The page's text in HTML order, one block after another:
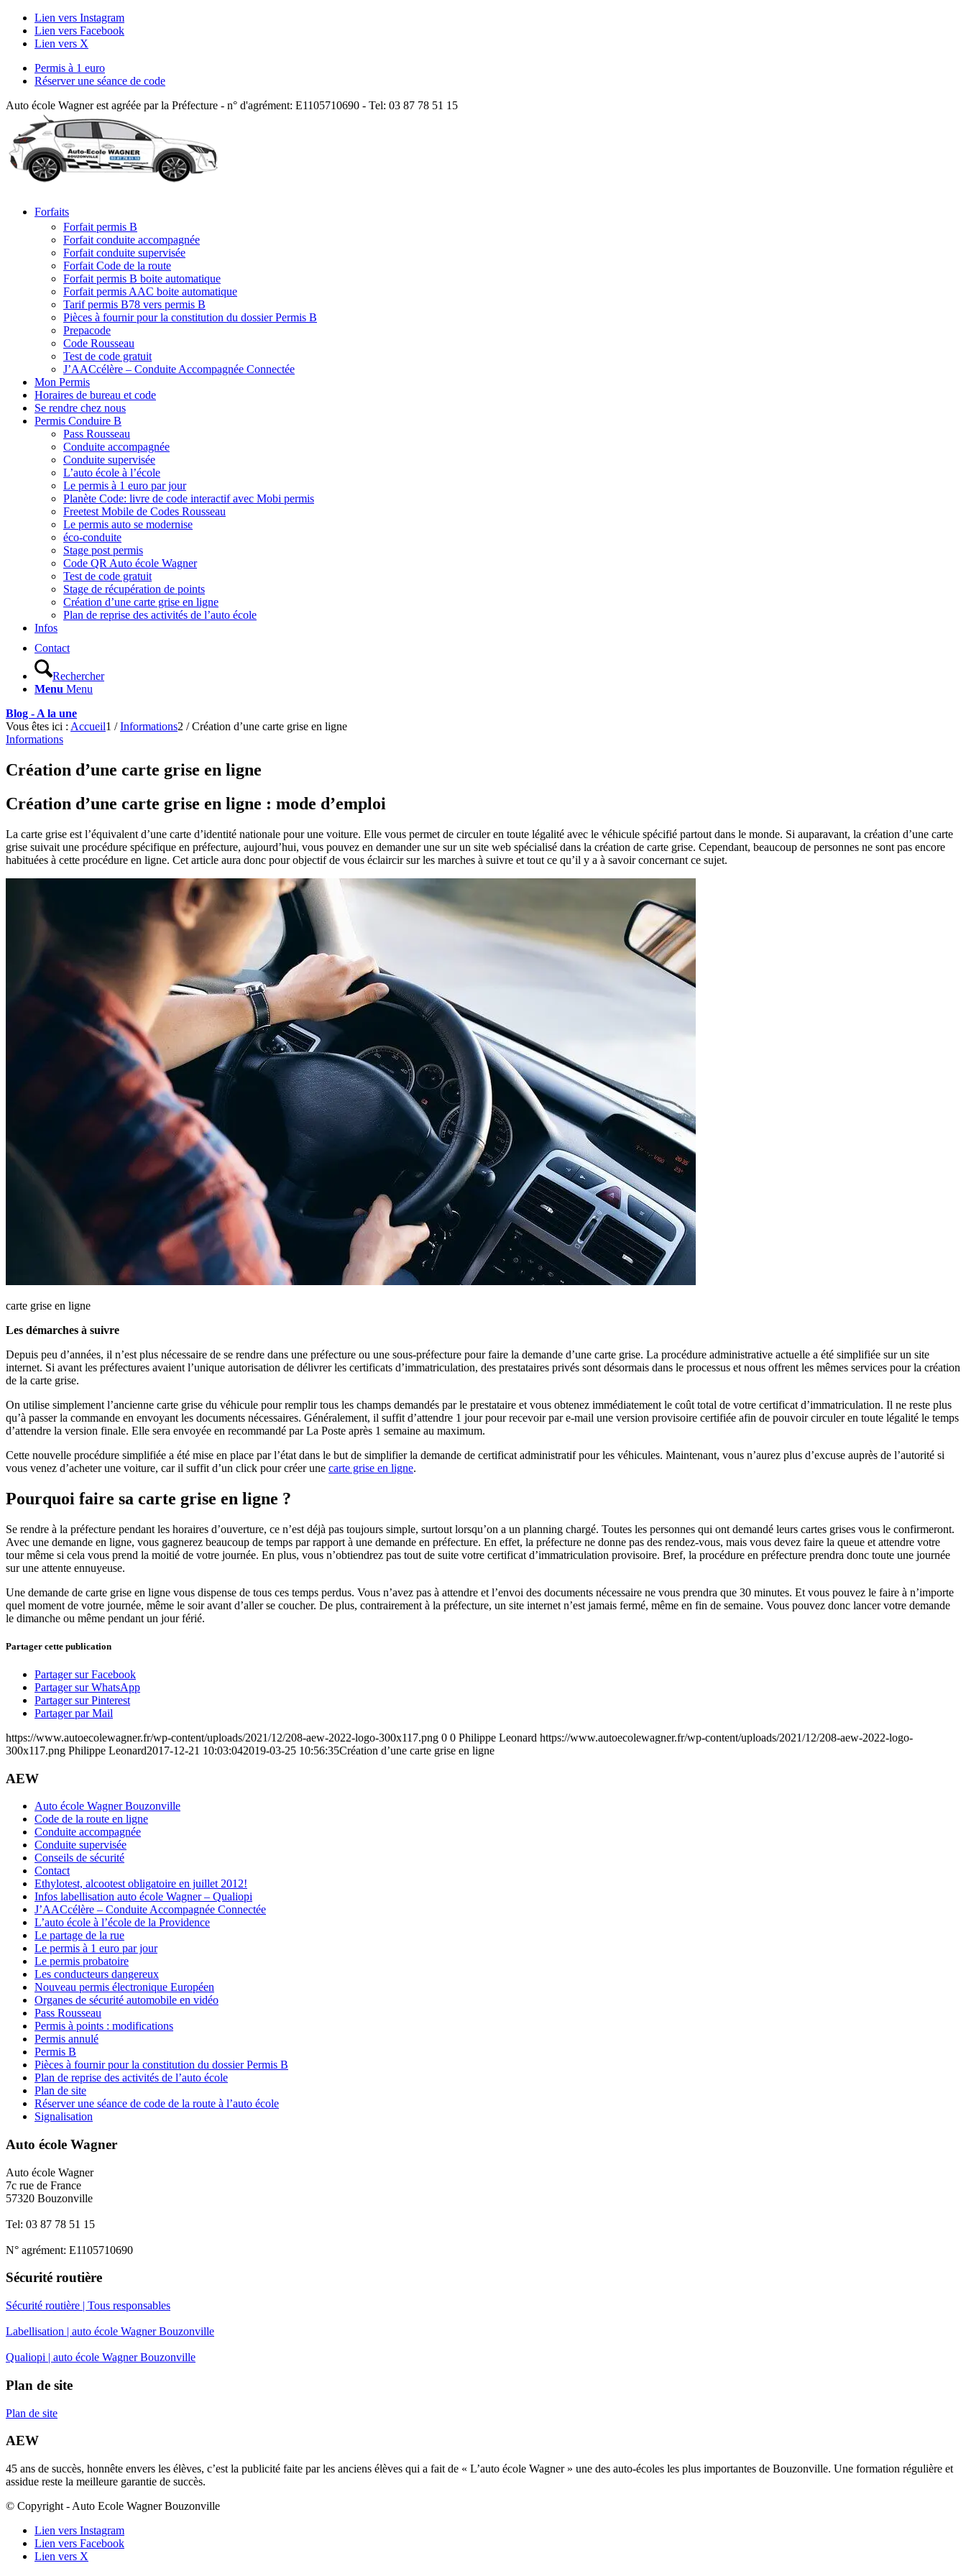
Lien vers Instagram
Lien vers Facebook
Lien vers X
Permis à 1 euro
Réserver une séance de code
Auto école Wagner est agréée par la Préfecture - n° d'agrément: E1105710690 - Tel: 03 87 78 51 15
Forfaits
Forfait permis B
Forfait conduite accompagnée
Forfait conduite supervisée
Forfait Code de la route
Forfait permis B boite automatique
Forfait permis AAC boite automatique
Tarif permis B78 vers permis B
Pièces à fournir pour la constitution du dossier Permis B
Prepacode
Code Rousseau
Test de code gratuit
J’AACcélère – Conduite Accompagnée Connectée
Mon Permis
Horaires de bureau et code
Se rendre chez nous
Permis Conduire B
Pass Rousseau
Conduite accompagnée
Conduite supervisée
L’auto école à l’école
Le permis à 1 euro par jour
Planète Code: livre de code interactif avec Mobi permis
Freetest Mobile de Codes Rousseau
Le permis auto se modernise
éco-conduite
Stage post permis
Code QR Auto école Wagner
Test de code gratuit
Stage de récupération de points
Création d’une carte grise en ligne
Plan de reprise des activités de l’auto école
Infos
Contact
Rechercher
Menu Menu
Blog - A la une
Vous êtes ici : Accueil1 / Informations2 / Création d’une carte grise en ligne
Informations
Création d’une carte grise en ligne
Création d’une carte grise en ligne : mode d’emploi
La carte grise est l’équivalent d’une carte d’identité nationale pour une voiture. Elle vous permet de circuler en toute légalité avec le véhicule spécifié partout dans le monde. Si auparavant, la création d’une carte
grise suivait une procédure spécifique en préfecture, aujourd’hui, vous pouvez en demander une sur un site web spécialisé dans la création de carte grise. Cependant, beaucoup de personnes ne sont pas encore
habituées à cette procédure en ligne. Cet article aura donc pour objectif de vous éclaircir sur les marches à suivre et tout ce qu’il y a à savoir concernant ce sujet.
carte grise en ligne
Les démarches à suivre
Depuis peu d’années, il n’est plus nécessaire de se rendre dans une préfecture ou une sous-préfecture pour faire la demande d’une carte grise. La procédure administrative actuelle a été simplifiée sur un site
internet. Si avant les préfectures avaient l’unique autorisation de délivrer les certificats d’immatriculation, des prestataires privés sont désormais dans le processus et nous offrent les mêmes services pour la création
de la carte grise.
On utilise simplement l’ancienne carte grise du véhicule pour remplir tous les champs demandés par le prestataire et vous obtenez immédiatement le coût total de votre certificat d’immatriculation. Il ne reste plus
qu’à passer la commande en envoyant les documents nécessaires. Généralement, il suffit d’attendre 1 jour pour recevoir par e-mail une version provisoire certifiée afin de pouvoir circuler en toute légalité le temps
d’attendre la version finale. Elle sera envoyée en recommandé par La Poste après 1 semaine au maximum.
Cette nouvelle procédure simplifiée a été mise en place par l’état dans le but de simplifier la demande de certificat administratif pour les véhicules. Maintenant, vous n’aurez plus d’excuse auprès de l’autorité si
vous venez d’acheter une voiture, car il suffit d’un click pour créer une carte grise en ligne.
Pourquoi faire sa carte grise en ligne ?
Se rendre à la préfecture pendant les horaires d’ouverture, ce n’est déjà pas toujours simple, surtout lorsqu’on a un planning chargé. Toutes les personnes qui ont demandé leurs cartes grises vous le confirmeront.
Avec une demande en ligne, vous gagnerez beaucoup de temps par rapport à une demande en préfecture. En effet, la préfecture ne donne pas des rendez-vous, mais vous devez faire la queue et attendre votre
tour même si cela vous prend la moitié de votre journée. En plus, vous n’obtiendrez pas tout de suite votre certificat d’immatriculation provisoire. Bref, la procédure en préfecture prendra donc toute une journée
sur une attente ennuyeuse.
Une demande de carte grise en ligne vous dispense de tous ces temps perdus. Vous n’avez pas à attendre et l’envoi des documents nécessaire ne vous prendra que 30 minutes. Et vous pouvez le faire à n’importe
quel moment de votre journée, même le soir avant d’aller se coucher. De plus, contrairement à la préfecture, un site internet n’est jamais fermé, même en fin de semaine. Vous pouvez donc lancer votre demande
le dimanche ou même pendant un jour férié.
Partager cette publication
Partager sur Facebook
Partager sur WhatsApp
Partager sur Pinterest
Partager par Mail
https://www.autoecolewagner.fr/wp-content/uploads/2021/12/208-aew-2022-logo-300x117.png 0 0 Philippe Leonard https://www.autoecolewagner.fr/wp-content/uploads/2021/12/208-aew-2022-logo-
300x117.png Philippe Leonard2017-12-21 10:03:042019-03-25 10:56:35Création d’une carte grise en ligne
AEW
Auto école Wagner Bouzonville
Code de la route en ligne
Conduite accompagnée
Conduite supervisée
Conseils de sécurité
Contact
Ethylotest, alcootest obligatoire en juillet 2012!
Infos labellisation auto école Wagner – Qualiopi
J’AACcélère – Conduite Accompagnée Connectée
L’auto école à l’école de la Providence
Le partage de la rue
Le permis à 1 euro par jour
Le permis probatoire
Les conducteurs dangereux
Nouveau permis électronique Européen
Organes de sécurité automobile en vidéo
Pass Rousseau
Permis à points : modifications
Permis annulé
Permis B
Pièces à fournir pour la constitution du dossier Permis B
Plan de reprise des activités de l’auto école
Plan de site
Réserver une séance de code de la route à l’auto école
Signalisation
Auto école Wagner
Auto école Wagner
7c rue de France
57320 Bouzonville
Tel: 03 87 78 51 15
N° agrément: E1105710690
Sécurité routière
Sécurité routière | Tous responsables
Labellisation | auto école Wagner Bouzonville
Qualiopi | auto école Wagner Bouzonville
Plan de site
Plan de site
AEW
45 ans de succès, honnête envers les élèves, c’est la publicité faite par les anciens élèves qui a fait de « L’auto école Wagner » une des auto-écoles les plus importantes de Bouzonville. Une formation régulière et
assidue reste la meilleure garantie de succès.
© Copyright - Auto Ecole Wagner Bouzonville
Lien vers Instagram
Lien vers Facebook
Lien vers X